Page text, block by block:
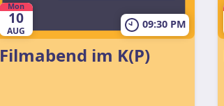
Mon
10
AUG
09:30 PM
Filmabend im K(P)